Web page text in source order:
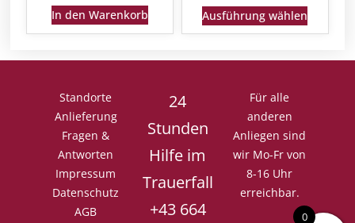
In den Warenkorb Ausführung wählen
Standorte
Anlieferung
Fragen &
Antworten
Impressum
Datenschutz
AGB
24
Stunden
Hilfe im
Trauerfall
+43 664
Für alle
anderen
Anliegen sind
wir Mo-Fr von
8-16 Uhr
erreichbar.
0